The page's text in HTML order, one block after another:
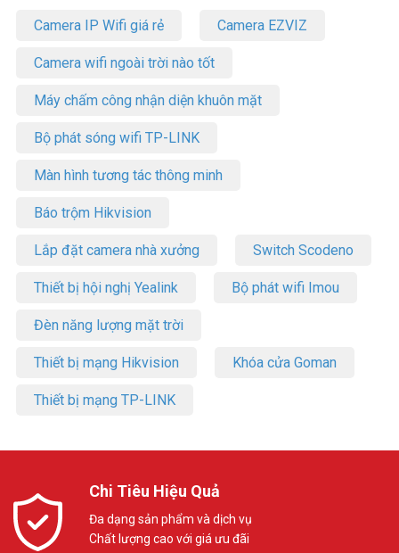
Camera IP Wifi giá rẻ Camera EZVIZ
Camera wifi ngoài trời nào tốt
Máy chấm công nhận diện khuôn mặt
Bộ phát sóng wifi TP-LINK
Màn hình tương tác thông minh
Báo trộm Hikvision
Lắp đặt camera nhà xưởng Switch Scodeno
Thiết bị hội nghị Yealink Bộ phát wifi Imou
Đèn năng lượng mặt trời
Thiết bị mạng Hikvision Khóa cửa Goman
Thiết bị mạng TP-LINK
Chi Tiêu Hiệu Quả
Đa dạng sản phẩm và dịch vụ
Chất lượng cao với giá ưu đãi